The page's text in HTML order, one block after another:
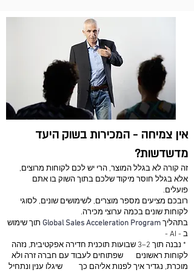
אין צמיחה - המכירות בשוק היעד
מדשדשות?
זה קורה לא בגלל המוצר, הרי יש לכם לקוחות מרוצים,
אלא בגלל חוסר מיקוד שלכם בתוך השוק בו אתם
פועלים.
רובכם מציעים מספר מוצרים, לשימושים שונים, לסוגי
לקוחות שונים בכמה ערוצי מכירה.
בתהליךGlobal Sales Acceleration Program תוך שימוש
ב - AI -
* נבנה תוך 2–3 שבועות תוכנית חדירה אפקטיבית, נזהה
לקוחות ראשונים שפתוחים לעבוד עם חברה זרה ולא
מוכרת, נגדיר איך לפנות אליהם כך שיגלו ענין ונתחיל